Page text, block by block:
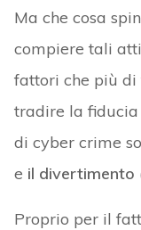
Ma che cosa
compiere tali
fattori che più
tradire la fiducia
di cyber crime
e il divertimento
Proprio per il